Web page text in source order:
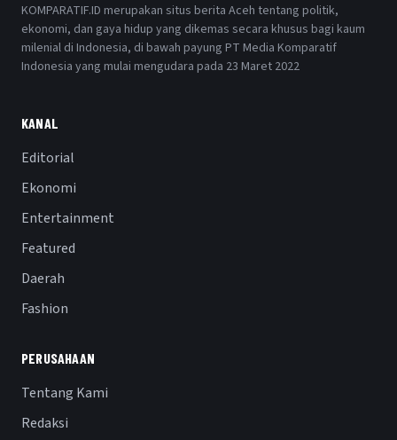
KOMPARATIF.ID merupakan situs berita Aceh tentang politik,
ekonomi, dan gaya hidup yang dikemas secara khusus bagi kaum
milenial di Indonesia, di bawah payung PT Media Komparatif
Indonesia yang mulai mengudara pada 23 Maret 2022
KANAL
Editorial
Ekonomi
Entertainment
Featured
Daerah
Fashion
PERUSAHAAN
Tentang Kami
Redaksi